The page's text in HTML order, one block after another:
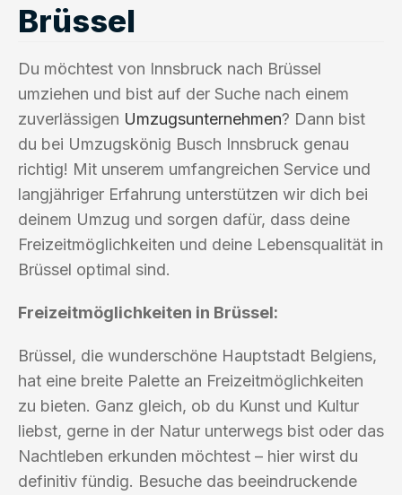
Brüssel
Du möchtest von Innsbruck nach Brüssel
umziehen und bist auf der Suche nach einem
zuverlässigen Umzugsunternehmen? Dann bist
du bei Umzugskönig Busch Innsbruck genau
richtig! Mit unserem umfangreichen Service und
langjähriger Erfahrung unterstützen wir dich bei
deinem Umzug und sorgen dafür, dass deine
Freizeitmöglichkeiten und deine Lebensqualität in
Brüssel optimal sind.
Freizeitmöglichkeiten in Brüssel:
Brüssel, die wunderschöne Hauptstadt Belgiens,
hat eine breite Palette an Freizeitmöglichkeiten
zu bieten. Ganz gleich, ob du Kunst und Kultur
liebst, gerne in der Natur unterwegs bist oder das
Nachtleben erkunden möchtest – hier wirst du
definitiv fündig. Besuche das beeindruckende